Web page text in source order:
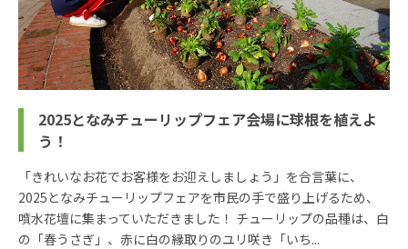
2025となみチューリップフェア会場に球根を植えよ
う！
「きれいなお花でお客様をお迎えしましょう」を合言葉に、
2025となみチューリップフェアを市民の手で盛り上げるため、
噴水花壇に集まっていただきました！ チューリップの品種は、白
の「春うさぎ」、赤に白の縁取りのユリ咲き「いち...